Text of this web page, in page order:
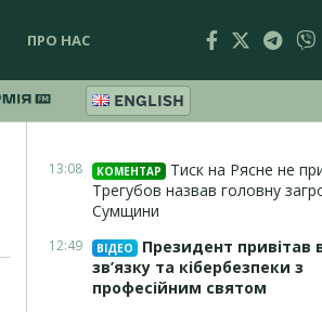
ПРО НАС
ENGLISH
13:08 КОМЕНТАР
Тиск на Рясне не
Трегубов назвав головну
Сумщини
12:49 ВІДЕО
Президент привітав
зв’язку та кібербезпеки з
професійним святом